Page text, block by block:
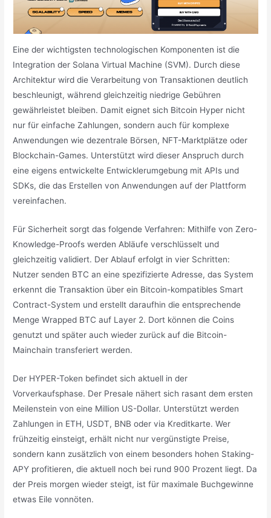
Eine der wichtigsten technologischen Komponenten ist die
Integration der Solana Virtual Machine (SVM). Durch diese
Architektur wird die Verarbeitung von Transaktionen deutlich
beschleunigt, während gleichzeitig niedrige Gebühren
gewährleistet bleiben. Damit eignet sich Bitcoin Hyper nicht
nur für einfache Zahlungen, sondern auch für komplexe
Anwendungen wie dezentrale Börsen, NFT-Marktplätze oder
Blockchain-Games. Unterstützt wird dieser Anspruch durch
eine eigens entwickelte Entwicklerumgebung mit APIs und
SDKs, die das Erstellen von Anwendungen auf der Plattform
vereinfachen.
Für Sicherheit sorgt das folgende Verfahren: Mithilfe von Zero-
Knowledge-Proofs werden Abläufe verschlüsselt und
gleichzeitig validiert. Der Ablauf erfolgt in vier Schritten:
Nutzer senden BTC an eine spezifizierte Adresse, das System
erkennt die Transaktion über ein Bitcoin-kompatibles Smart
Contract-System und erstellt daraufhin die entsprechende
Menge Wrapped BTC auf Layer 2. Dort können die Coins
genutzt und später auch wieder zurück auf die Bitcoin-
Mainchain transferiert werden.
Der HYPER-Token befindet sich aktuell in der
Vorverkaufsphase. Der Presale nähert sich rasant dem ersten
Meilenstein von eine Million US-Dollar. Unterstützt werden
Zahlungen in ETH, USDT, BNB oder via Kreditkarte. Wer
frühzeitig einsteigt, erhält nicht nur vergünstigte Preise,
sondern kann zusätzlich von einem besonders hohen Staking-
APY profitieren, die aktuell noch bei rund 900 Prozent liegt. Da
der Preis morgen wieder steigt, ist für maximale Buchgewinne
etwas Eile vonnöten.